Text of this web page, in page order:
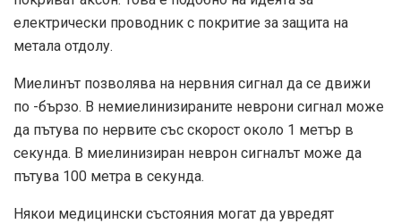
електрически проводник с покритие за защита на
метала отдолу.
Миелинът позволява на нервния сигнал да се движи
по -бързо. В немиелинизираните неврони сигнал може
да пътува по нервите със скорост около 1 метър в
секунда. В миелинизиран неврон сигналът може да
пътува 100 метра в секунда.
Някои медицински състояния могат да увредят